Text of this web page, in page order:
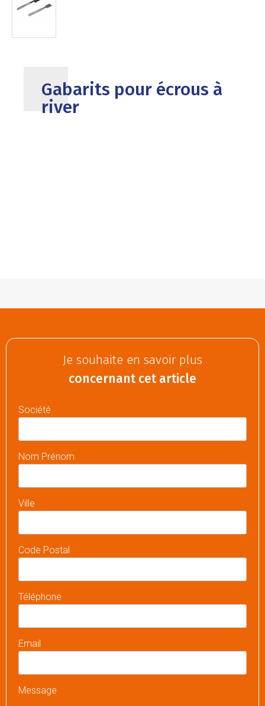
Gabarits pour écrous à
river
Je souhaite en savoir plus
concernant cet article
Société
Nom Prénom
Ville
Code Postal
Téléphone
Email
Message